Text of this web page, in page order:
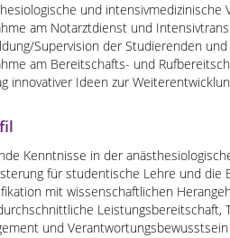
und intensivmedizinische
am Notarztdienst und
Supervision der Studierenden
am Bereitschafts- und
innovativer Ideen zur
Kenntnisse in der
für studentische Lehre und die
mit wissenschaftlichen
Leistungsbereitschaft,
und